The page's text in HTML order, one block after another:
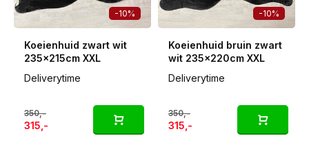
-10%
Koeienhuid zwart wit
235x215cm XXL
Deliverytime
350,-
315,-
-10%
Koeienhuid bruin zwart
wit 235x220cm XXL
Deliverytime
350,-
315,-